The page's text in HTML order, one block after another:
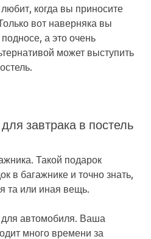
когда вы приносите
вот наверняка вы
а это очень
может выступить
завтрака в постель
Такой подарок
в багажнике и точно знать,
та или иная вещь.
автомобиля. Ваша
много времени за